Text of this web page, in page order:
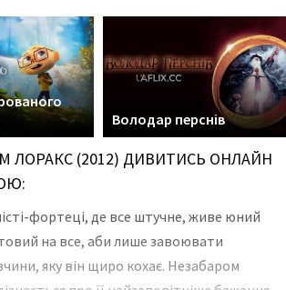
Володар перснів
ЛОРАКС (2012) ДИВИТИСЬ ОНЛАЙН
фортеці, де все штучне, живе юний
на все, аби лише завоювати
яку він щиро кохає. Незабаром